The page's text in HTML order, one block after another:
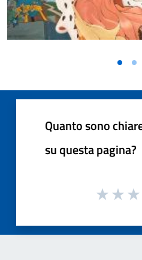
Quanto sono
su questa pagina?